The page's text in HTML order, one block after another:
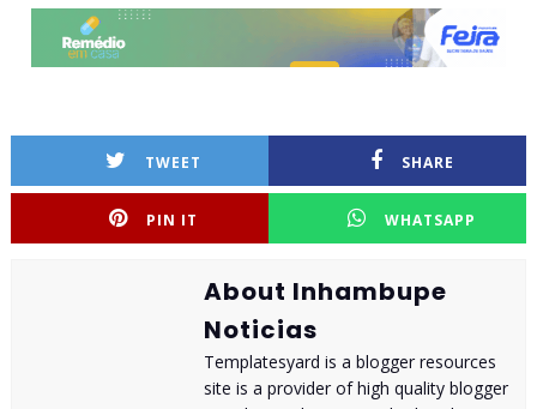
TWEET SHARE
PIN IT WHATSAPP
About Inhambupe
Noticias
Templatesyard is a blogger resources
site is a provider of high quality blogger